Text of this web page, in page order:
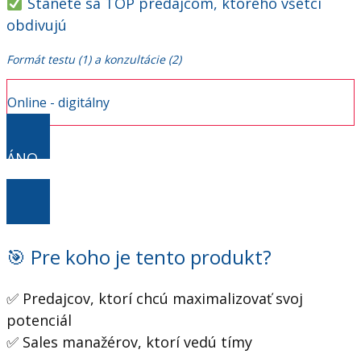
obdivujú
Formát testu (1) a konzultácie (2)
Online - digitálny
ÁNO
💰CHCEM ZDVOJNÁSOBIŤ PREDAJE ZA 259€!
🎯 Pre koho je tento produkt?
✅ Predajcov, ktorí chcú maximalizovať svoj
potenciál
✅ Sales manažérov, ktorí vedú tímy